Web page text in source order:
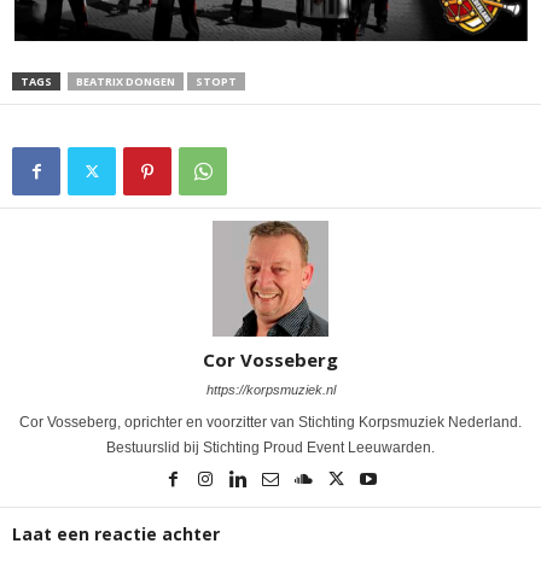
TAGS BEATRIX DONGEN STOPT
Cor Vosseberg
https://korpsmuziek.nl
Cor Vosseberg, oprichter en voorzitter van Stichting Korpsmuziek Nederland.
Bestuurslid bij Stichting Proud Event Leeuwarden.
Laat een reactie achter